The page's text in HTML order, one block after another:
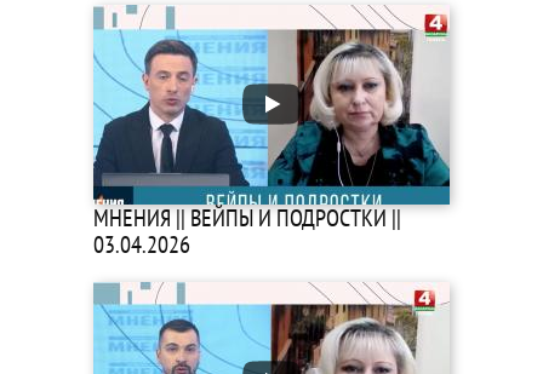
МНЕНИЯ || ВЕЙПЫ И ПОДРОСТКИ ||
03.04.2026